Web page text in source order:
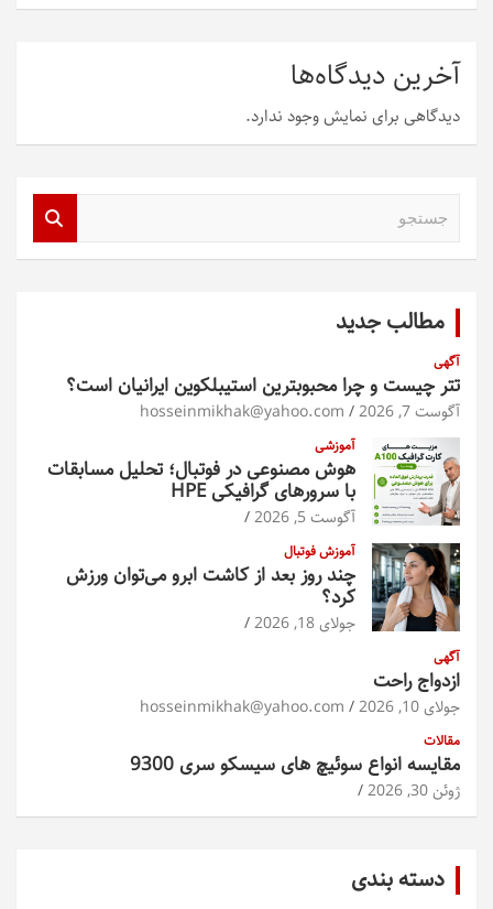
آخرین دیدگاه‌ها
دیدگاهی برای نمایش وجود ندارد.
مطالب جدید
آگهی
تتر چیست و چرا محبوبترین استیبلکوین ایرانیان است؟
آگوست 7, 2026 hosseinmikhak@yahoo.com
آموزشی
هوش مصنوعی در فوتبال؛ تحلیل مسابقات
با سرورهای گرافیکی HPE
آگوست 5, 2026
آموزش فوتبال
چند روز بعد از کاشت ابرو می‌توان ورزش
کرد؟
جولای 18, 2026
آگهی
ازدواج راحت
جولای 10, 2026 hosseinmikhak@yahoo.com
مقالات
مقایسه انواع سوئیچ های سیسکو سری 9300
ژوئن 30, 2026
دسته بندی